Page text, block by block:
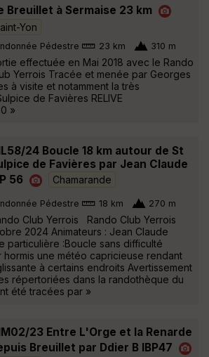
Breuillet à Sermaise 23 km
Yon
Pédestre 23 km 310 m
effectuée en Mai 2018 avec le Rando
Yerrois Tracée et menée par Georges
à visite et notamment la très
de Favières RELIVE
»
24 Boucle 18 km autour de St
de Favières par Jean Claude
56
Chamarande
Pédestre 18 km 270 m
Club Yerrois Rando Club Yerrois
2024 Animateurs : Jean Claude
particulière :Boucle sans difficulté
hormis une météo capricieuse rendant
à certains endroits Avertissement
répertoriées dans la randothèque du
été tracées par »
23 Entre L'Orge et la Renarde
Breuillet par Ddier B IBP47